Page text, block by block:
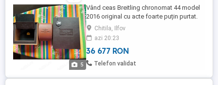
5
Vând ceas Breitling chronomat 44 model
2016 original cu acte foarte puțin purtat.
Prețul de nou 10.000 .
Chitila, Ilfov
azi 20:23
36 677 RON
Telefon validat